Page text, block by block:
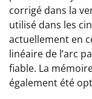
corrigé dans la
utilisé dans les
actuellement en
linéaire de l’arc
fiable. La
également été